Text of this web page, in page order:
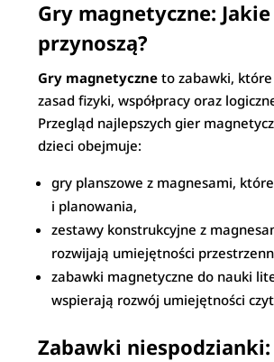
Gry magnetyczne:
przynoszą?
Gry magnetyczne to zabawki, które
zasad fizyki, współpracy oraz
Przegląd najlepszych gier
dzieci obejmuje:
gry planszowe z magnesami,
i planowania,
zestawy konstrukcyjne z
rozwijają umiejętności
zabawki magnetyczne do nauki
wspierają rozwój umiejętności
Zabawki niespodzianki: